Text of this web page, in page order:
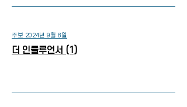
주보 2024년 9월 8일
더 인플루언서 (1)